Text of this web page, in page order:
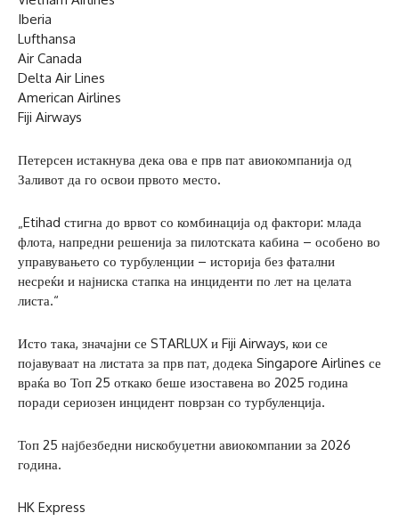
Iberia
Lufthansa
Air Canada
Delta Air Lines
American Airlines
Fiji Airways
Петерсен истакнува дека ова е прв пат авиокомпанија од
Заливот да го освои првото место.
„Etihad стигна до врвот со комбинација од фактори: млада
флота, напредни решенија за пилотската кабина – особено во
управувањето со турбуленции – историја без фатални
несреќи и најниска стапка на инциденти по лет на целата
листа.“
Исто така, значајни се STARLUX и Fiji Airways, кои се
појавуваат на листата за прв пат, додека Singapore Airlines се
враќа во Топ 25 откако беше изоставена во 2025 година
поради сериозен инцидент поврзан со турбуленција.
Топ 25 најбезбедни нискобуџетни авиокомпании за 2026
година.
HK Express